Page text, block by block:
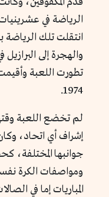
الرياضة في
انتقلت تلك الرياضة
والهجرة إلى
تطورت اللعبة
1974.
لم تخضع اللعبة
إشراف أي اتحاد،
جوانبها المختلفة،
ومواصفات الكرة
المباريات إما في